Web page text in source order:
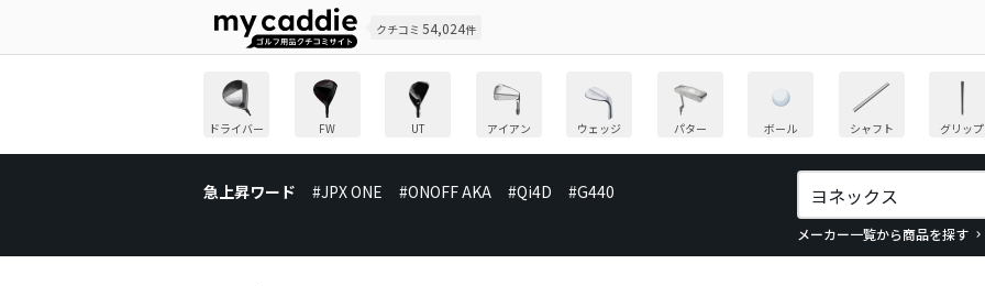
クチコミ 54,024件
ドライバー FW UT アイアン ウェッジ パター ボール シャフト グリップ
急上昇ワード #JPX ONE #ONOFF AKA #Qi4D #G440
メーカー一覧から商品を探す